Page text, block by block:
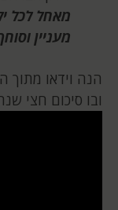
מאחל לכל
מעניין
הנה וידאו
ובו סיכום חצי